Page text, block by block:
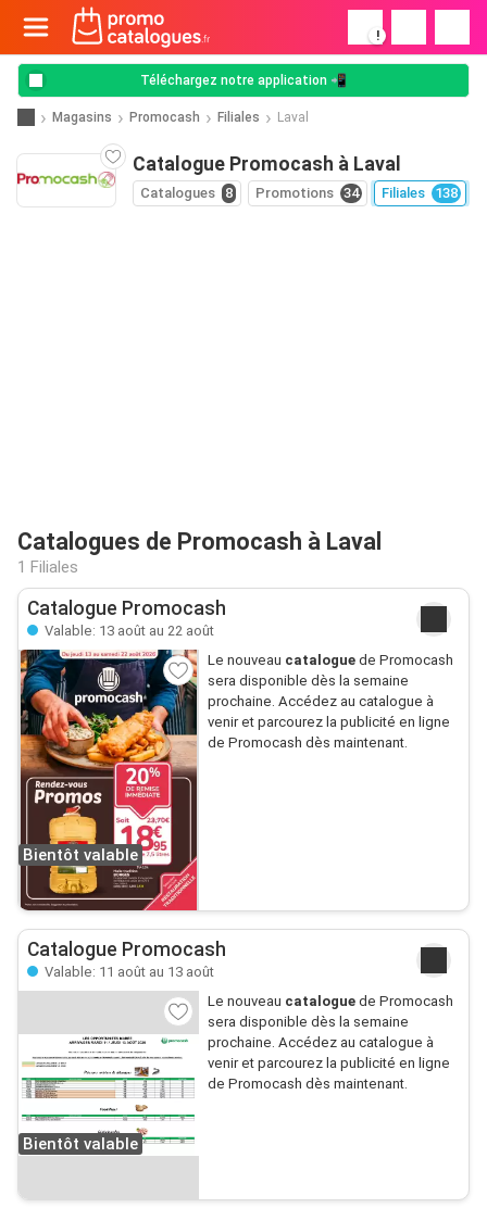
!
Téléchargez notre application 📲
Magasins Promocash Filiales Laval
Catalogue Promocash à Laval
Catalogues 8 Promotions 34 Filiales 138
Catalogues de Promocash à Laval
1 Filiales
Catalogue Promocash
Valable: 13 août au 22 août
Bientôt valable
Le nouveau cataloguede Promocash
sera disponible dès la semaine
prochaine. Accédez au catalogue à
venir et parcourez la publicité en ligne
de Promocash dès maintenant.
Catalogue Promocash
Valable: 11 août au 13 août
Bientôt valable
Le nouveau cataloguede Promocash
sera disponible dès la semaine
prochaine. Accédez au catalogue à
venir et parcourez la publicité en ligne
de Promocash dès maintenant.